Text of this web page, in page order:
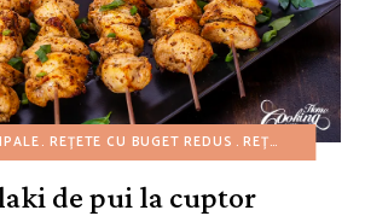
REȚETE CU BUGET REDUS REȚETE DE 4 IULIE
de pui la cuptor